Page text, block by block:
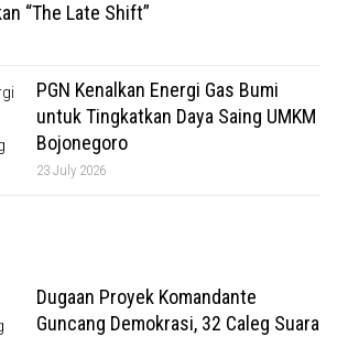
“The Late Shift”
PGN Kenalkan Energi Gas Bumi
untuk Tingkatkan Daya Saing UMKM
Bojonegoro
23 July 2026
Dugaan Proyek Komandante
Guncang Demokrasi, 32 Caleg Suara